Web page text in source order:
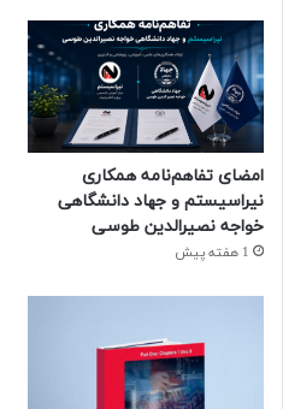
امضای تفاهم‌نامه همکاری
نیراسیستم و جهاد دانشگاهی
خواجه نصیرالدین طوسی
1 هفته پیش